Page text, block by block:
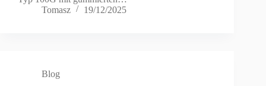
Tomasz
19/12/2025
Blog